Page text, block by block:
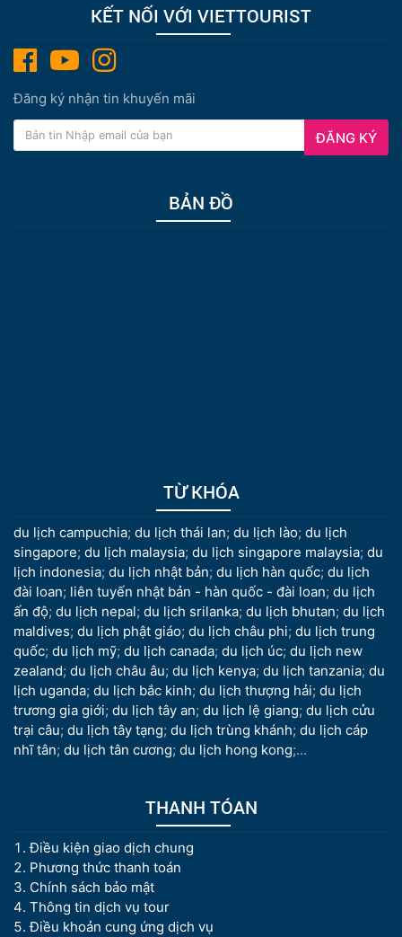
KẾT NỐI VỚI VIETTOURIST
Đăng ký nhận tin khuyến mãi
ĐĂNG KÝ
BẢN ĐỒ
TỪ KHÓA
du lịch campuchia; du lịch thái lan; du lịch lào; du lịch
singapore; du lịch malaysia; du lịch singapore malaysia; du
lịch indonesia; du lịch nhật bản; du lịch hàn quốc; du lịch
đài loan; liên tuyến nhật bản - hàn quốc - đài loan; du lịch
ấn độ; du lịch nepal; du lịch srilanka; du lịch bhutan; du lịch
maldives; du lịch phật giáo; du lịch châu phi; du lịch trung
quốc; du lịch mỹ; du lịch canada; du lịch úc; du lịch new
zealand; du lịch châu âu; du lịch kenya; du lịch tanzania; du
lịch uganda; du lịch bắc kinh; du lịch thượng hải; du lịch
trương gia giới; du lịch tây an; du lịch lệ giang; du lịch cửu
trại câu; du lịch tây tạng; du lịch trùng khánh; du lịch cáp
nhĩ tân; du lịch tân cương; du lịch hong kong;...
THANH TÓAN
Điều kiện giao dịch chung
Phương thức thanh toán
Chính sách bảo mật
Thông tin dịch vụ tour
Điều khoản cung ứng dịch vụ